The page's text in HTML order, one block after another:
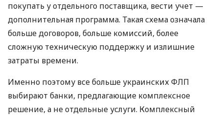
покупать у отдельного поставщика, вести учет —
дополнительная программа. Такая схема означала
больше договоров, больше комиссий, более
сложную техническую поддержку и излишние
затраты времени.
Именно поэтому все больше украинских ФЛП
выбирают банки, предлагающие комплексное
решение, а не отдельные услуги. Комплексный